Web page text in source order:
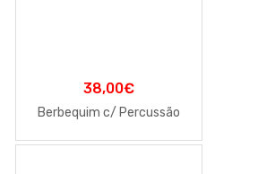
38,00€
Berbequim c/ Percussão